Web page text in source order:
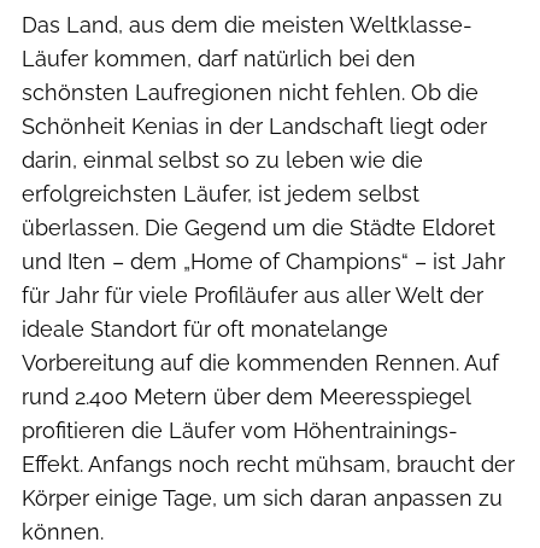
Das Land, aus dem die meisten Weltklasse-
Läufer kommen, darf natürlich bei den
schönsten Laufregionen nicht fehlen. Ob die
Schönheit Kenias in der Landschaft liegt oder
darin, einmal selbst so zu leben wie die
erfolgreichsten Läufer, ist jedem selbst
überlassen. Die Gegend um die Städte Eldoret
und Iten – dem „Home of Champions“ – ist Jahr
für Jahr für viele Profiläufer aus aller Welt der
ideale Standort für oft monatelange
Vorbereitung auf die kommenden Rennen. Auf
rund 2.400 Metern über dem Meeresspiegel
profitieren die Läufer vom Höhentrainings-
Effekt. Anfangs noch recht mühsam, braucht der
Körper einige Tage, um sich daran anpassen zu
können.